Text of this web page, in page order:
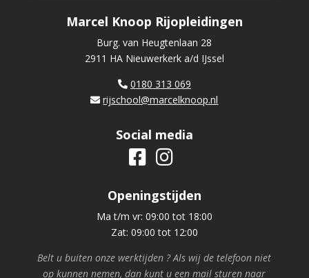
Marcel Knoop Rijopleidingen
Burg. van Heugtenlaan 28
2911 HA Nieuwerkerk a/d IJssel
0180 313 069
rijschool@marcelknoop.nl
Social media
Openingstijden
Ma t/m vr: 09:00 tot 18:00
Zat: 09:00 tot 12:00
Belt u buiten onze werktijden ? Als wij de telefoon niet
op kunnen nemen, dan kunt u een mail sturen naar